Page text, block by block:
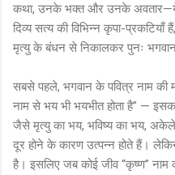
कथा, उनके भक्त और उनके
दिव्य सत्य की विभिन्न कृपा-
मृत्यु के बंधन से निकालकर पुनः
सबसे पहले, भगवान के पवित्र नाम की
नाम से भय भी भयभीत होता है” —
जैसे मृत्यु का भय, भविष्य का भय,
दूर होने के कारण उत्पन्न होते हैं।
है। इसलिए जब कोई जीव “कृष्ण” नाम